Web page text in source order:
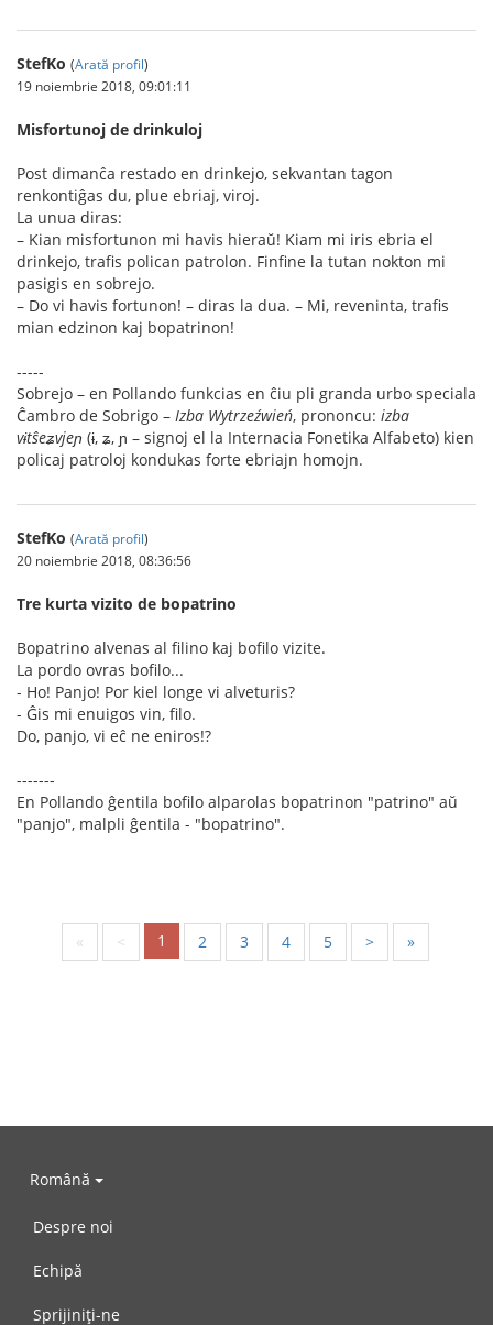
StefKo (Arată profil)
19 noiembrie 2018, 09:01:11
Misfortunoj de drinkuloj
Post dimanĉa restado en drinkejo, sekvantan tagon
renkontiĝas du, plue ebriaj, viroj.
La unua diras:
– Kian misfortunon mi havis hieraŭ! Kiam mi iris ebria el
drinkejo, trafis polican patrolon. Finfine la tutan nokton mi
pasigis en sobrejo.
– Do vi havis fortunon! – diras la dua. – Mi, reveninta, trafis
mian edzinon kaj bopatrinon!
-----
Sobrejo – en Pollando funkcias en ĉiu pli granda urbo speciala
Ĉambro de Sobrigo – Izba Wytrzeźwień, prononcu: izba
vɨtŝeʑvjeɲ (ɨ, ʑ, ɲ – signoj el la Internacia Fonetika Alfabeto) kien
policaj patroloj kondukas forte ebriajn homojn.
StefKo (Arată profil)
20 noiembrie 2018, 08:36:56
Tre kurta vizito de bopatrino
Bopatrino alvenas al filino kaj bofilo vizite.
La pordo ovras bofilo...
- Ho! Panjo! Por kiel longe vi alveturis?
- Ĝis mi enuigos vin, filo.
Do, panjo, vi eĉ ne eniros!?
-------
En Pollando ĝentila bofilo alparolas bopatrinon "patrino" aŭ
"panjo", malpli ĝentila - "bopatrino".
« < 1 2 3 4 5 > »
Română
Despre noi
Echipă
Sprijiniți-ne